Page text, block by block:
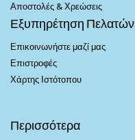
Αποστολές & Χρεώσεις
Εξυπηρέτηση Πελατών
Επικοινωνήστε μαζί μας
Επιστροφές
Χάρτης Ιστότοπου
Περισσότερα